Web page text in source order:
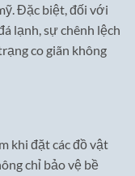
Đặc biệt, đối với
lạnh, sự chênh lệch
co giãn không
khi đặt các đồ vật
chỉ bảo vệ bề